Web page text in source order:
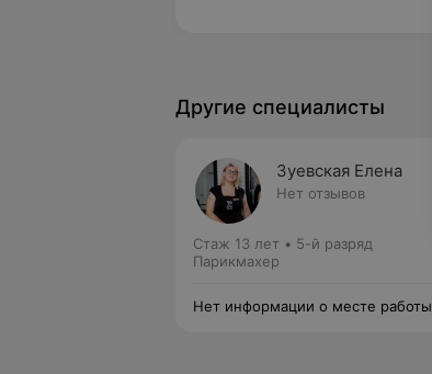
Другие специалисты
Зуевская Елена
Нет отзывов
Стаж 13 лет • 5-й разряд
Парикмахер
Нет информации о месте работы